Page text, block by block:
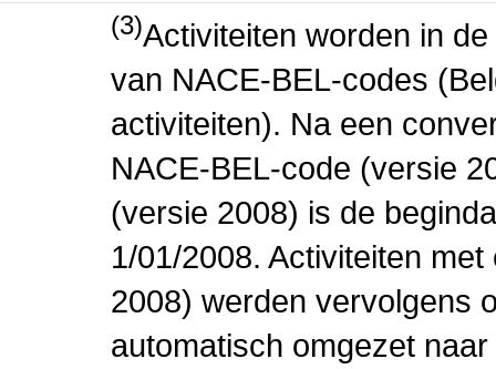
(3)Activiteiten worden in
van NACE-BEL-codes
activiteiten). Na een
NACE-BEL-code (versie
(versie 2008) is de
1/01/2008. Activiteiten
2008) werden vervolgens
automatisch omgezet